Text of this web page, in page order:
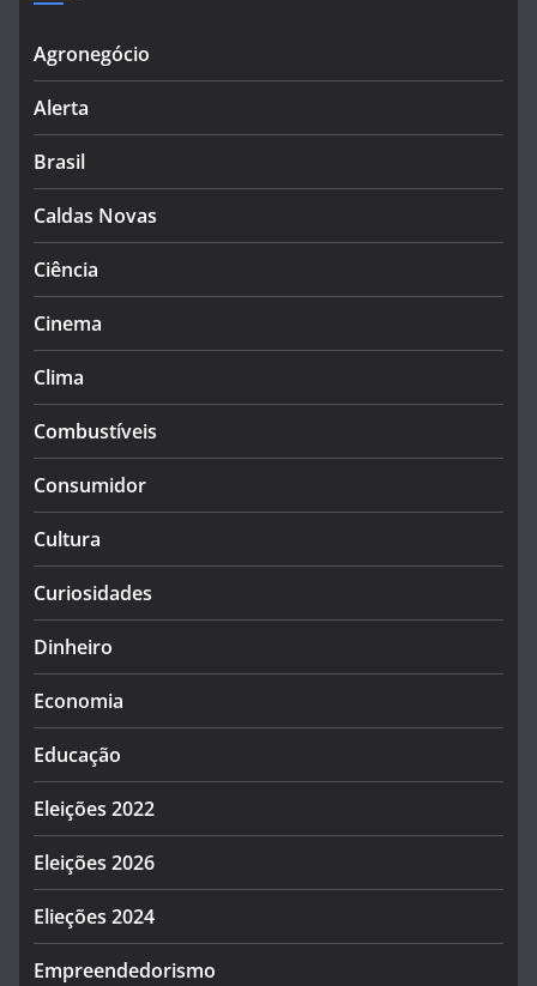
Agronegócio
Alerta
Brasil
Caldas Novas
Ciência
Cinema
Clima
Combustíveis
Consumidor
Cultura
Curiosidades
Dinheiro
Economia
Educação
Eleições 2022
Eleições 2026
Elieções 2024
Empreendedorismo